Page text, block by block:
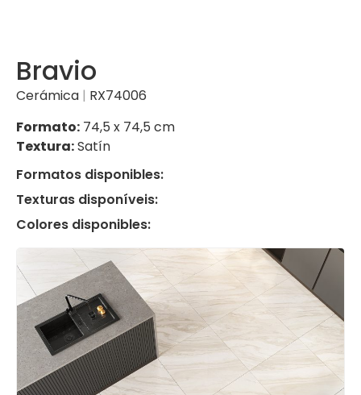
Bravio
Cerámica | RX74006
Formato: 74,5 x 74,5 cm
Textura:Satín
Formatos disponibles:
Texturas disponíveis:
Colores disponibles: